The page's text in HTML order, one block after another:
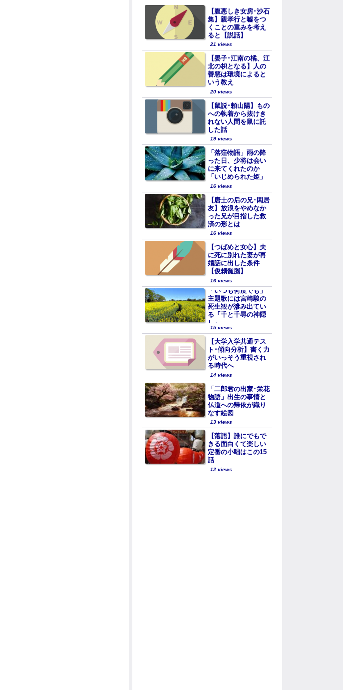
【腹悪しき女房･沙石
集】親孝行と嘘をつ
くことの重みを考え
ると【説話】
21 views
【晏子･江南の橘、江
北の枳となる】人の
善悪は環境によると
いう教え
20 views
【鼠説･頼山陽】もの
への執着から抜けき
れない人間を鼠に託
した話
19 views
「落窪物語」雨の降
った日、少将は会い
に来てくれたのか
「いじめられた姫」
16 views
【唐土の后の兄･閑居
友】放浪をやめなか
った兄が目指した救
済の形とは
16 views
【つばめと女心】夫
に死に別れた妻が再
婚話に出した条件
【俊頼髄脳】
16 views
「いつも何度でも」
主題歌には宮崎駿の
死生観が滲み出てい
る「千と千尋の神隠
し」
15 views
【大学入学共通テス
ト･傾向分析】書く力
がいっそう重視され
る時代へ
14 views
「二郎君の出家･栄花
物語」出生の事情と
仏道への帰依が織り
なす絵図
13 views
【落語】誰にでもで
きる面白くて楽しい
定番の小咄はこの15
話
12 views